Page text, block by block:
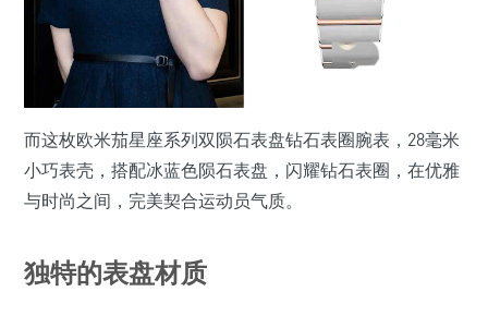
而这枚欧米茄星座系列双陨石表盘钻石表圈腕表，28毫米
小巧表壳，搭配冰蓝色陨石表盘，闪耀钻石表圈，在优雅
与时尚之间，完美契合运动员气质。
独特的表盘材质